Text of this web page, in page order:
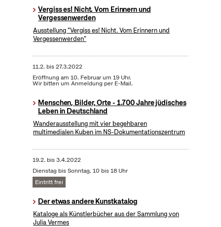
Vergiss es! Nicht. Vom Erinnern und
Vergessenwerden
Ausstellung "Vergiss es! Nicht. Vom Erinnern und
Vergessenwerden"
11.2. bis27.3.2022
Eröffnung am 10. Februar um 19 Uhr.
Wir bitten um Anmeldung per E-Mail.
Menschen, Bilder, Orte - 1.700 Jahre jüdisches
Leben in Deutschland
Wanderausstellung mit vier begehbaren
multimedialen Kuben im NS-Dokumentationszentrum
19.2. bis3.4.2022
Dienstag bis Sonntag, 10 bis 18 Uhr
Eintritt frei
Der etwas andere Kunstkatalog
Kataloge als Künstlerbücher aus der Sammlung von
Julia Vermes